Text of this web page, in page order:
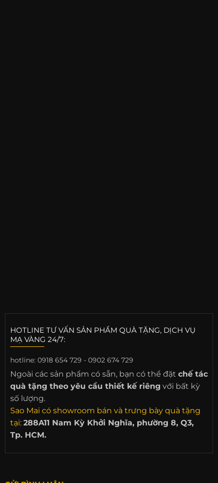
HOTLINE TƯ VẤN SẢN PHẨM QUÀ TẶNG, DỊCH VỤ
MẠ VÀNG 24/7:
hotline: 0918 654 729 - 0902 674 729
Ngoài các sản phẩm có sẵn, bạn có thể đặt chế tác
quà tặng theo yêu cầu thiết kế riêng với bất kỳ
số lượng.
Sao Mai có showroom bán và trưng bày quà tặng
tại: 288A11 Nam Kỳ Khởi Nghĩa, phường 8, Q3,
Tp. HCM.